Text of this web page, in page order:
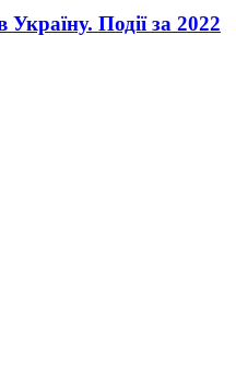
Україну. Події за 2022